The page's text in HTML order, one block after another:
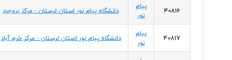
40816
پیام
نور
دانشگاه پیام نور استان لرستان - مرکز بروجرد
40817
پیام
نور
دانشگاه پیام نور استان لرستان - مرکز خرم آباد